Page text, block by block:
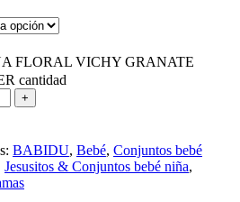
FLORAL VICHY GRANATE
cantidad
BABIDU, Bebé, Conjuntos bebé
Jesusitos & Conjuntos bebé niña,